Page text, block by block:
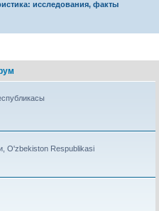
исследования, факты
O'zbekiston Respublikasi